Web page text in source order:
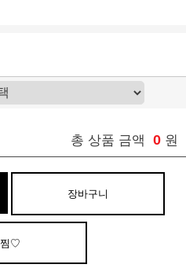
총 상품 금액 0 원
장바구니
찜♡